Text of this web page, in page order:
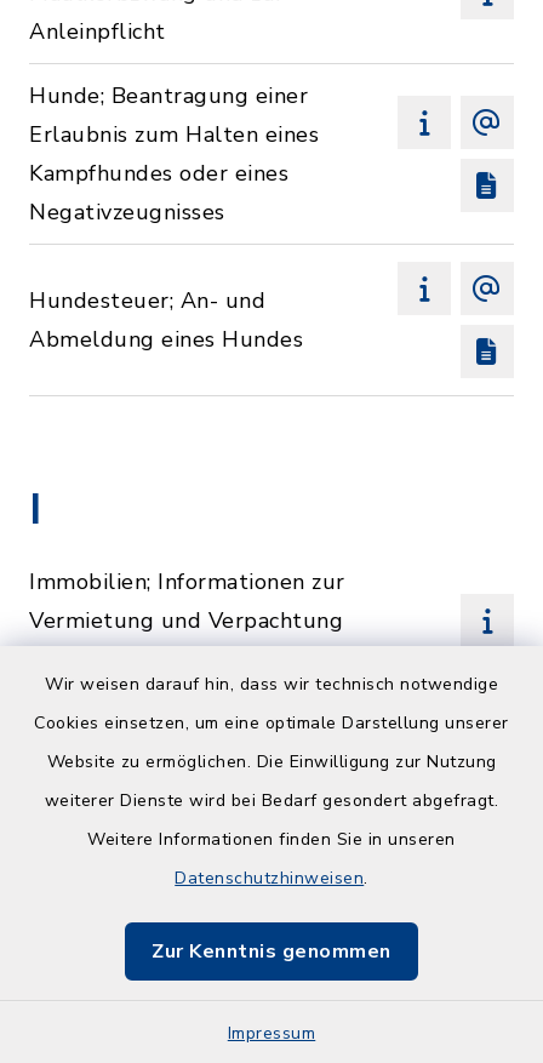
Wir weisen darauf hin, dass wir technisch notwendige
Cookies einsetzen, um eine optimale Darstellung unserer
Website zu ermöglichen. Die Einwilligung zur Nutzung
weiterer Dienste wird bei Bedarf gesondert abgefragt.
Weitere Informationen finden Sie in unseren
Datenschutzhinweisen.
Zur Kenntnis genommen
Impressum
Anleinpflicht
Hunde; Beantragung einer
Erlaubnis zum Halten eines
Kampfhundes oder eines
Negativzeugnisses
Hundesteuer; An- und
Abmeldung eines Hundes
I
Immobilien; Informationen zur
Vermietung und Verpachtung
Informationsfreiheit;
Beantragung einer Auskunft
von einer bayerischen Behörde
Innenbereichssatzung; Erlass
Internationaler
Schulaustausch; Informationen